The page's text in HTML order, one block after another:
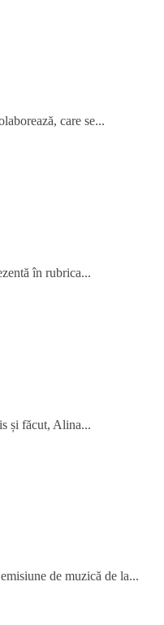
care se...
în rubrica...
și făcut, Alina...
de muzică de la...